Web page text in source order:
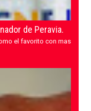
de Peravia.
el favorito con mas